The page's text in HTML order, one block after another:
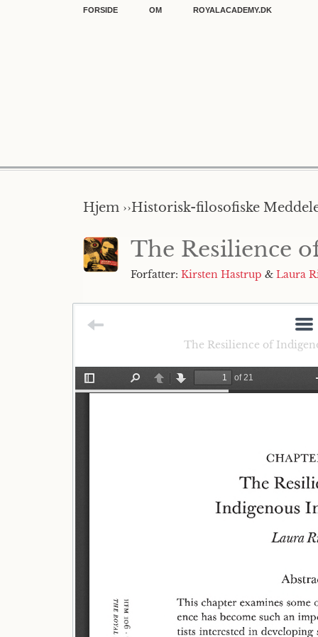
FORSIDE OM ROYALACADEMY.DK
Hjem ››Historisk-filosofiske
The Resilience
Forfatter: Kirsten Hastrup & Laura
The Resilience of